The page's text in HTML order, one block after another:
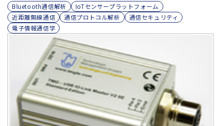
Bluetooth通信解析
IoTセンサープラットフォーム
近距離無線通信
通信プロトコル解析
通信セキュリティ
電子情報通信学